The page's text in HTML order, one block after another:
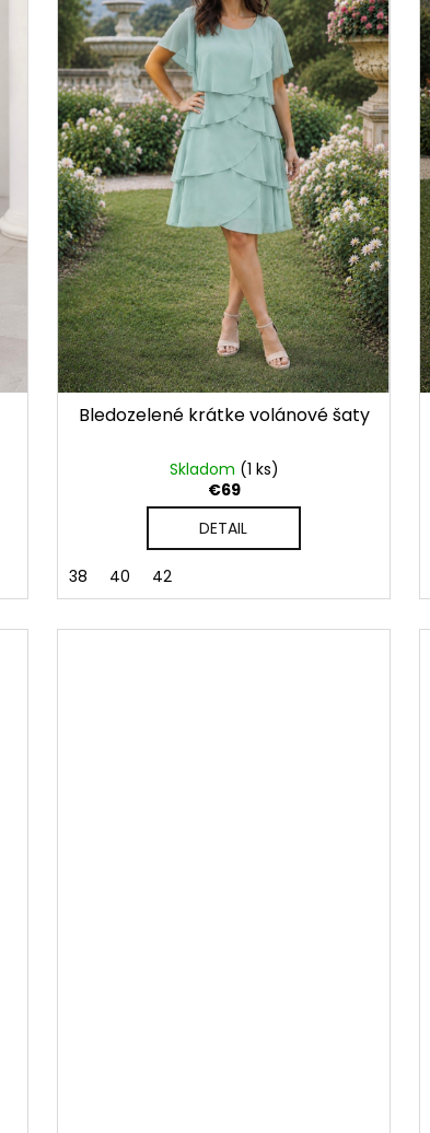
Bledozelené krátke volánové šaty
Skladom (1 ks)
€69
DETAIL
38 40 42